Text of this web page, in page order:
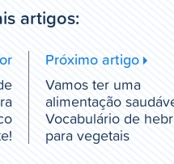
artigos:
Próximo artigo
Vamos ter uma
alimentação
Vocabulário de
para vegetais